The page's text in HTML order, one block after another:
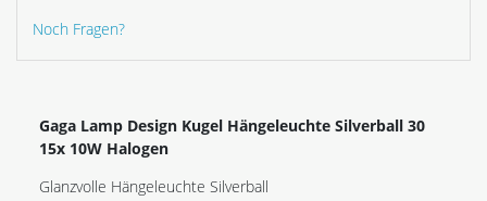
Noch Fragen?
Gaga Lamp Design Kugel Hängeleuchte Silverball 30
15x 10W Halogen
Glanzvolle Hängeleuchte Silverball